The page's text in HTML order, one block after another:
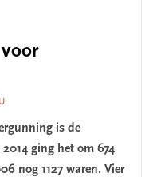
is de
ging het om 674
nog 1127 waren. Vier